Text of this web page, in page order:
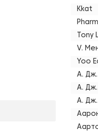
Kkat
Tony
V.
Yoo
А. Дж.
А. Дж.
А.